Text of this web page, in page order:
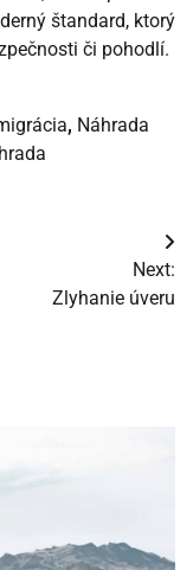
štandard, ktorý
či pohodlí.
, Náhrada
Next:
Zlyhanie úveru